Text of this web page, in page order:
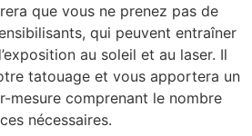
que vous ne prenez pas de
qui peuvent entraîner
au soleil et au laser. Il
tatouage et vous apportera un
mesure comprenant le nombre
nécessaires.